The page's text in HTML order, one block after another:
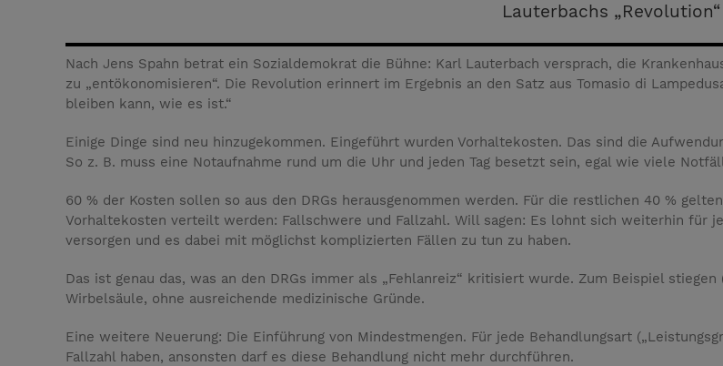
Lauterbachs „Revolution“
Nach Jens Spahn betrat ein Sozialdemokrat die Bühne: Karl Lauterbach versprach, die
zu „entökonomisieren“. Die Revolution erinnert im Ergebnis an den Satz aus Tomasio di
bleiben kann, wie es ist.“
Einige Dinge sind neu hinzugekommen. Eingeführt wurden Vorhaltekosten. Das sind die
So z. B. muss eine Notaufnahme rund um die Uhr und jeden Tag besetzt sein, egal wie viele
60 % der Kosten sollen so aus den DRGs herausgenommen werden. Für die restlichen 40 %
Vorhaltekosten verteilt werden: Fallschwere und Fallzahl. Will sagen: Es lohnt sich weiterhin für
versorgen und es dabei mit möglichst komplizierten Fällen zu tun zu haben.
Das ist genau das, was an den DRGs immer als „Fehlanreiz“ kritisiert wurde. Zum Beispiel
Wirbelsäule, ohne ausreichende medizinische Gründe.
Eine weitere Neuerung: Die Einführung von Mindestmengen. Für jede Behandlungsart
Fallzahl haben, ansonsten darf es diese Behandlung nicht mehr durchführen.